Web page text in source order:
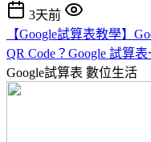
3天前
【Google試算表教學】
QR Code？Google 試算
Google試算表 數位生活